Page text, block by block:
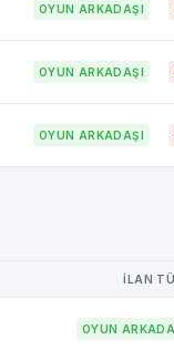
OYUN ARKADAŞI
OYUN ARKADAŞI
OYUN ARKADAŞI
İLAN
OYUN